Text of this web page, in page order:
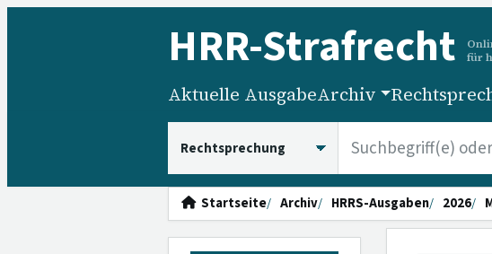
HRR-Strafrecht
für
Aktuelle AusgabeArchiv
Startseite Archiv HRRS-Ausgaben 2026